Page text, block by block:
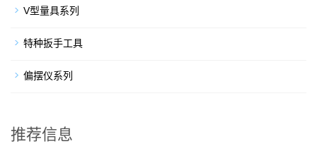
V型量具系列
特种扳手工具
偏摆仪系列
推荐信息